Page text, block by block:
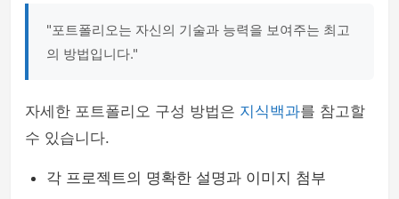
"포트폴리오는 자신의 기술과 능력을 보여주는 최고
의 방법입니다."
자세한 포트폴리오 구성 방법은 지식백과를 참고할
수 있습니다.
각 프로젝트의 명확한 설명과 이미지 첨부